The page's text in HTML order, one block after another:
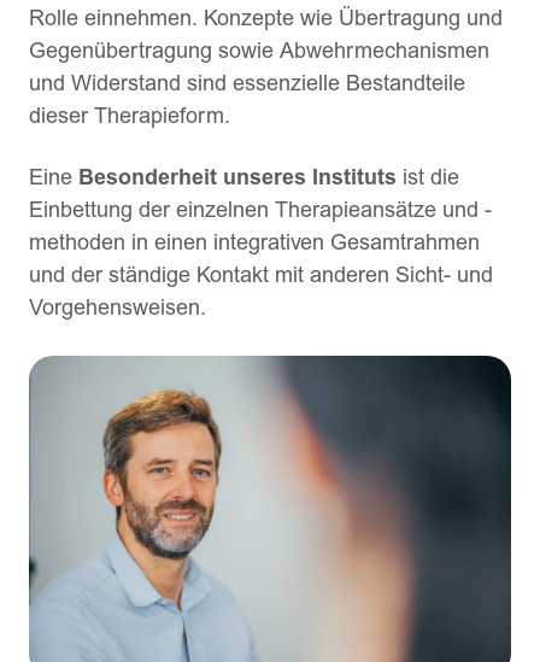
Rolle einnehmen. Konzepte wie Übertragung und
Gegenübertragung sowie Abwehrmechanismen
und Widerstand sind essenzielle Bestandteile
dieser Therapieform.
Eine Besonderheit unseres Instituts ist die
Einbettung der einzelnen Therapieansätze und -
methoden in einen integrativen Gesamtrahmen
und der ständige Kontakt mit anderen Sicht- und
Vorgehensweisen.